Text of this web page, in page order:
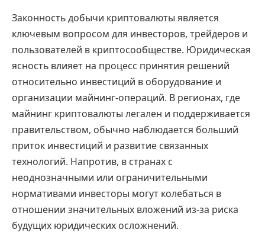
Законность добычи криптовалюты является
ключевым вопросом для инвесторов, трейдеров и
пользователей в криптосообществе. Юридическая
ясность влияет на процесс принятия решений
относительно инвестиций в оборудование и
организации майнинг-операций. В регионах, где
майнинг криптовалюты легален и поддерживается
правительством, обычно наблюдается больший
приток инвестиций и развитие связанных
технологий. Напротив, в странах с
неоднозначными или ограничительными
нормативами инвесторы могут колебаться в
отношении значительных вложений из-за риска
будущих юридических осложнений.